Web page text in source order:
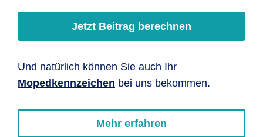
Jetzt Beitrag berechnen
Und natürlich können Sie auch Ihr
Mopedkennzeichen bei uns bekommen.
Mehr erfahren